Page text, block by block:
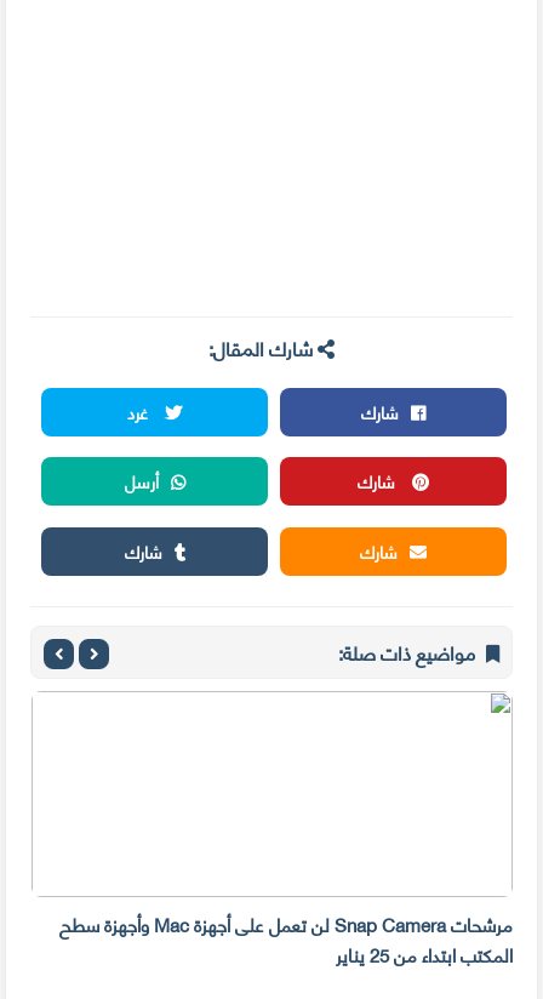
شارك المقال:
شارك
غرد
شارك
أرسل
شارك
شارك
مواضيع ذات صلة:
مرشحات Snap Camera لن تعمل على أجهزة Mac وأجهزة سطح
المكتب ابتداء من 25 يناير